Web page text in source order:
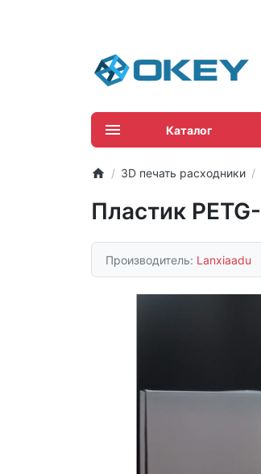
Каталог
3D печать расходники
Пластик
Производитель: Lanxiaadu